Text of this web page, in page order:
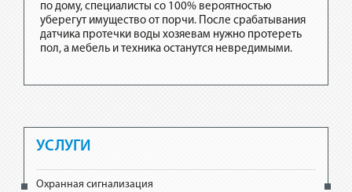
по дому, специалисты со 100% вероятностью
уберегут имущество от порчи. После срабатывания
датчика протечки воды хозяевам нужно протереть
пол, а мебель и техника останутся невредимыми.
УСЛУГИ
Охранная сигнализация